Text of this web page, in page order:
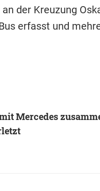
der Kreuzung
erfasst und
Mercedes